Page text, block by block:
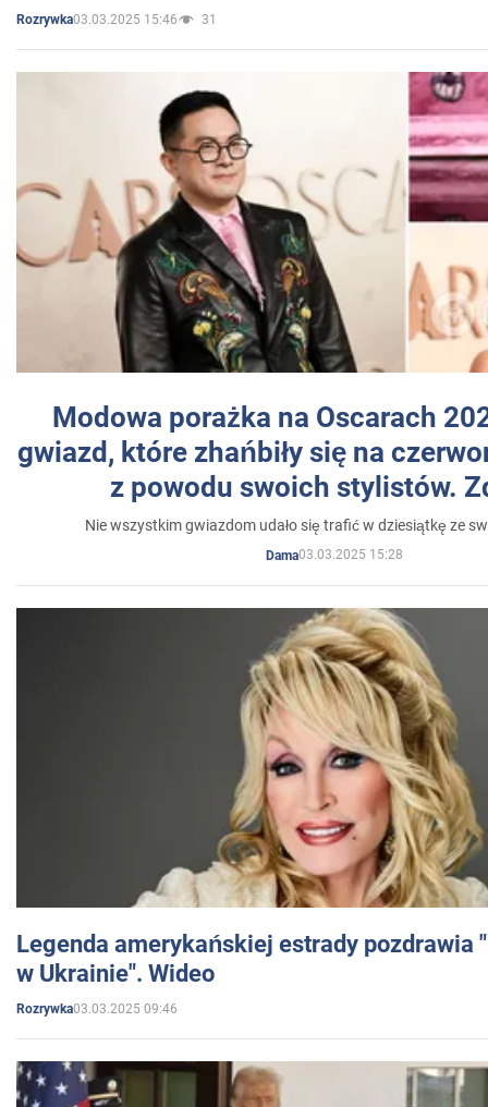
Rozrywka03.03.2025 15:46 31
Modowa porażka na Oscarach
gwiazd, które zhańbiły się na
z powodu swoich stylistów.
Nie wszystkim gwiazdom udało się trafić w dziesiątkę ze
Dama03.03.2025 15:28
Legenda amerykańskiej estrady pozdrawia
w Ukrainie". Wideo
Rozrywka03.03.2025 09:46